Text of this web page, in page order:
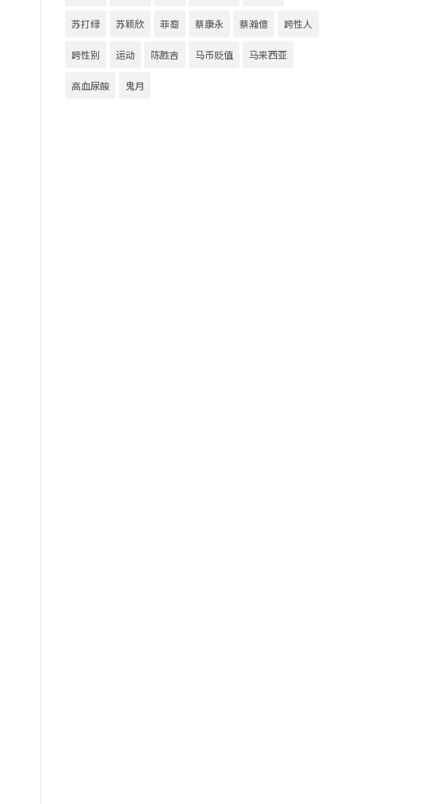
苏打绿 苏颖欣 菲裔 蔡康永 蔡瀚億 跨性人
跨性别 运动 陈胜吉 马币贬值 马来西亚
高血尿酸 鬼月